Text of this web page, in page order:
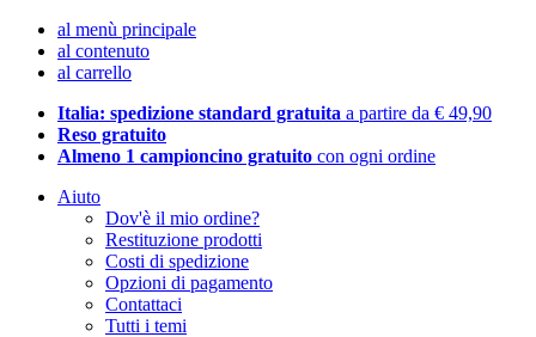
al menù principale
al contenuto
al carrello
Italia: spedizione standard gratuita a partire da € 49,90
Reso gratuito
Almeno 1 campioncino gratuito con ogni ordine
Aiuto
Dov'è il mio ordine?
Restituzione prodotti
Costi di spedizione
Opzioni di pagamento
Contattaci
Tutti i temi